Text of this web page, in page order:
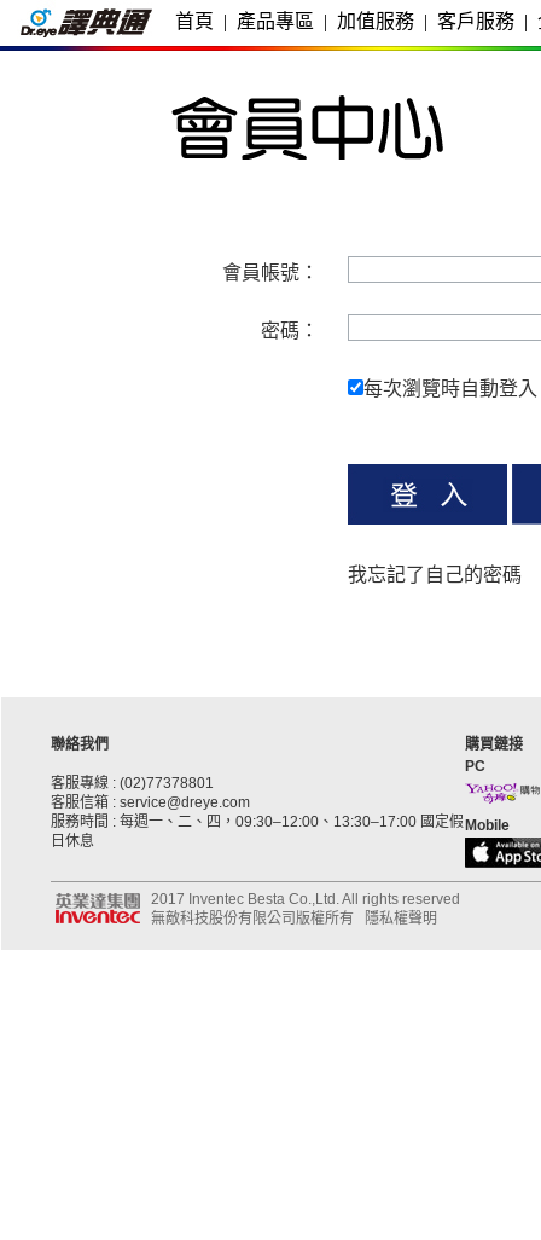
首頁 | 產品專區 | 加值服務 | 客戶服務 |
會員帳號：
密碼：
每次瀏覽時自動登入
我忘記了自己的密碼
聯絡我們
客服專線 : (02)77378801
客服信箱 : service@dreye.com
服務時間 : 每週一、二、四，09:30–12:00、13:30–17:00 國定假
日休息
購買鏈接
PC
Mobile
2017 Inventec Besta Co.,Ltd. All rights reserved
無敵科技股份有限公司版權所有
隱私權聲明